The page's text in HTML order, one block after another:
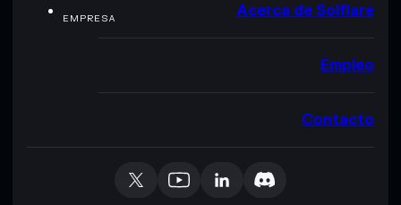
EMPRESA Acerca de Solflare
Empleo
Contacto